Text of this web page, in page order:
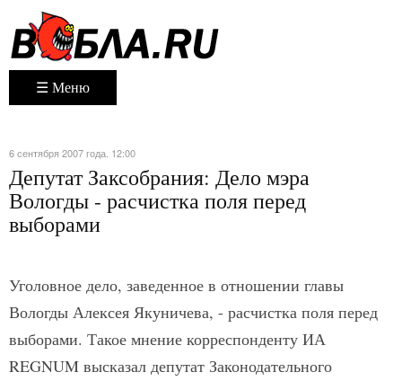
☰ Меню
6 сентября 2007 года. 12:00
Депутат Заксобрания: Дело мэра
Вологды - расчистка поля перед
выборами
Уголовное дело, заведенное в отношении главы
Вологды Алексея Якуничева, - расчистка поля перед
выборами. Такое мнение корреспонденту ИА
REGNUM высказал депутат Законодательного